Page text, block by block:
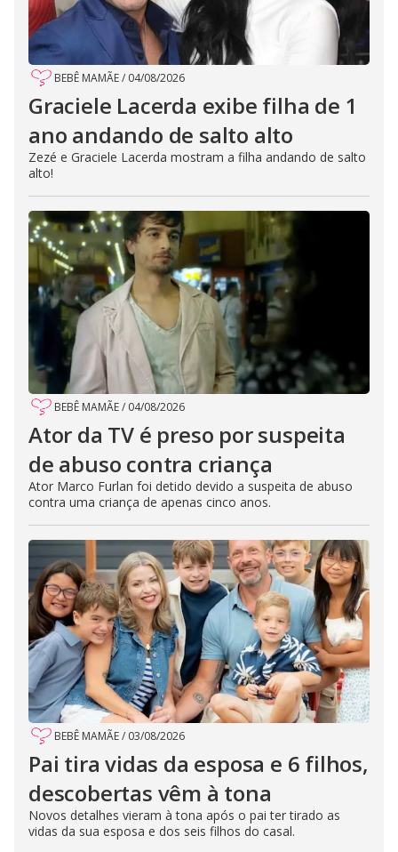
BEBÊ MAMÃE/ 04/08/2026
Graciele Lacerda exibe filha de 1
ano andando de salto alto
Zezé e Graciele Lacerda mostram a filha andando de salto
alto!
BEBÊ MAMÃE/ 04/08/2026
Ator da TV é preso por suspeita
de abuso contra criança
Ator Marco Furlan foi detido devido a suspeita de abuso
contra uma criança de apenas cinco anos.
BEBÊ MAMÃE/ 03/08/2026
Pai tira vidas da esposa e 6 filhos,
descobertas vêm à tona
Novos detalhes vieram à tona após o pai ter tirado as
vidas da sua esposa e dos seis filhos do casal.